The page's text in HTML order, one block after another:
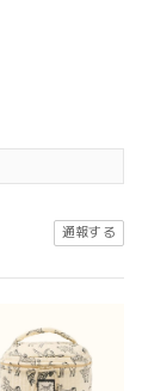
通報する